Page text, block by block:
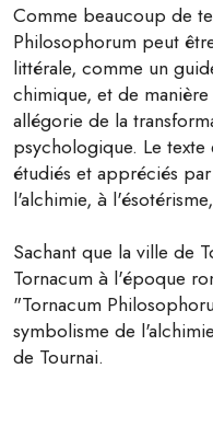
Comme beaucoup de
Philosophorum peut
littérale, comme un
chimique, et de
allégorie de la
psychologique. Le
étudiés et appréciés
l'alchimie, à
Sachant que la ville de
Tornacum à l'époque
"Tornacum
symbolisme de
de Tournai.